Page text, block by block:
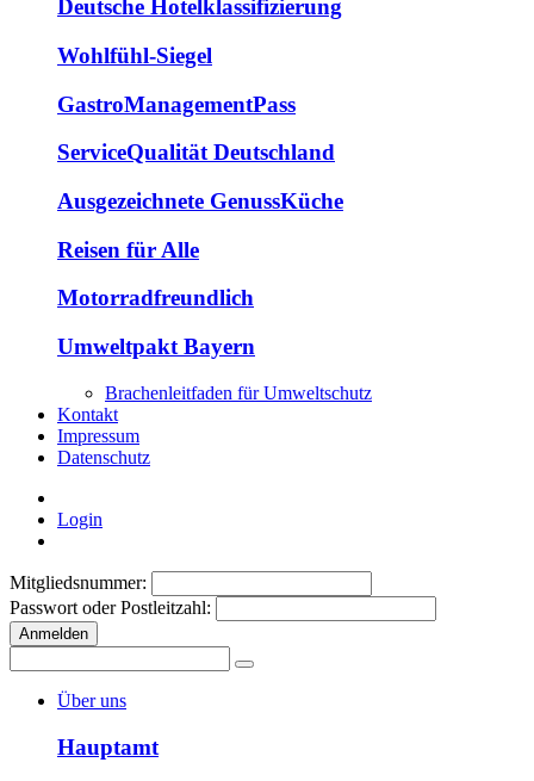
Deutsche Hotelklassifizierung
Wohlfühl-Siegel
GastroManagementPass
ServiceQualität Deutschland
Ausgezeichnete GenussKüche
Reisen für Alle
Motorradfreundlich
Umweltpakt Bayern
Brachenleitfaden für Umweltschutz
Kontakt
Impressum
Datenschutz
Login
Mitgliedsnummer:
Passwort oder Postleitzahl:
Anmelden
Über uns
Hauptamt